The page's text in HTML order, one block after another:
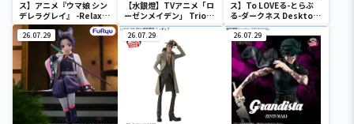
ス】アニメ『ウマ娘 シン
デレラグレイ』 -Relax
time-タマモクロス
【水銀燈】TVアニメ「ロ
ーゼンメイデン」 Trio-
Try-iT Figureー水銀燈
ー
ス】To LOVEる-とらぶ
る-ダークネス Desktop
Cute フィギュア ネメシ
ス～チャイナドレスver.
～
26.07.29 26.07.29 26.07.29